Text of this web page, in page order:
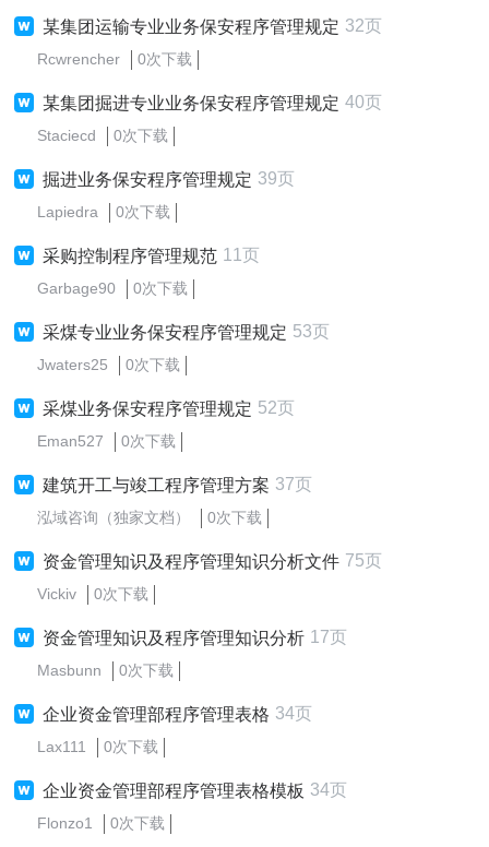
某集团运输专业业务保安程序管理规定 32页
Rcwrencher 0次下载
某集团掘进专业业务保安程序管理规定 40页
Staciecd 0次下载
掘进业务保安程序管理规定 39页
Lapiedra 0次下载
采购控制程序管理规范 11页
Garbage90 0次下载
采煤专业业务保安程序管理规定 53页
Jwaters25 0次下载
采煤业务保安程序管理规定 52页
Eman527 0次下载
建筑开工与竣工程序管理方案 37页
泓域咨询（独家文档） 0次下载
资金管理知识及程序管理知识分析文件 75页
Vickiv 0次下载
资金管理知识及程序管理知识分析 17页
Masbunn 0次下载
企业资金管理部程序管理表格 34页
Lax111 0次下载
企业资金管理部程序管理表格模板 34页
Flonzo1 0次下载